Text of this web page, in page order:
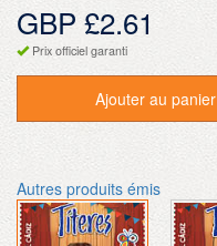
GBP £2.61
Prix officiel garanti
Ajouter au panier
Autres produits émis